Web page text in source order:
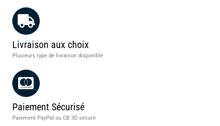
Livraison aux choix
Plusieurs type de livraison disponible
Paiement Sécurisé
Paiement PayPal ou CB 3D secure